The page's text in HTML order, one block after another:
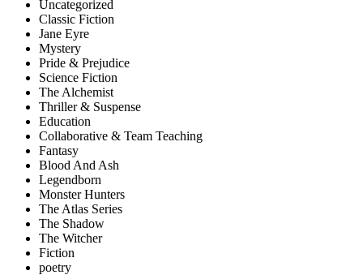
Uncategorized
Classic Fiction
Jane Eyre
Mystery
Pride & Prejudice
Science Fiction
The Alchemist
Thriller & Suspense
Education
Collaborative & Team Teaching
Fantasy
Blood And Ash
Legendborn
Monster Hunters
The Atlas Series
The Shadow
The Witcher
Fiction
poetry